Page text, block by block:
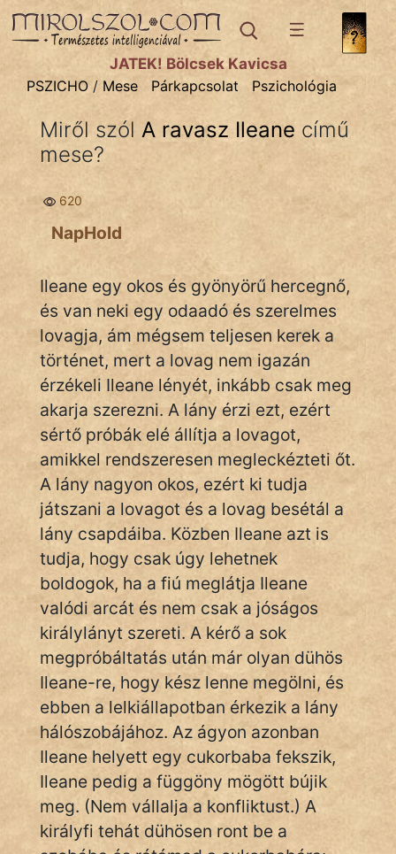
PSZICHOtémák:
Asztrológia
Gyerekpszicho
Párkapcsolat
Tanmese
IRODALOM
SZÓLÁS
És
KÖZMONDÁS
PSZICHO
ZENE
FILM
ÉLETMÓD
MAGYARSÁG
És
TÖRTÉNELEM
Népszerű szerzőink:
cinege
fantom
JÁTÉK! Bölcsek Kavicsa
PSZICHO / Mese Párkapcsolat Pszichológia
Miről szól A ravasz Ileane című
mese?
620
NapHold
Ileane egy okos és gyönyörű hercegnő,
és van neki egy odaadó és szerelmes
lovagja, ám mégsem teljesen kerek a
történet, mert a lovag nem igazán
érzékeli Ileane lényét, inkább csak meg
akarja szerezni. A lány érzi ezt, ezért
sértő próbák elé állítja a lovagot,
amikkel rendszeresen megleckézteti őt.
A lány nagyon okos, ezért ki tudja
játszani a lovagot és a lovag besétál a
lány csapdáiba. Közben Ileane azt is
tudja, hogy csak úgy lehetnek
boldogok, ha a fiú meglátja Ileane
valódi arcát és nem csak a jóságos
királylányt szereti. A kérő a sok
megpróbáltatás után már olyan dühös
Ileane-re, hogy kész lenne megölni, és
ebben a lelkiállapotban érkezik a lány
hálószobájához. Az ágyon azonban
Ileane helyett egy cukorbaba fekszik,
Ileane pedig a függöny mögött bújik
meg. (Nem vállalja a konfliktust.) A
királyfi tehát dühösen ront be a